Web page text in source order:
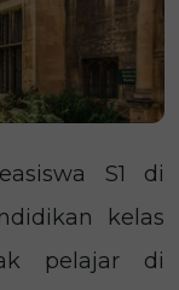
S1 di
kelas
pelajar di